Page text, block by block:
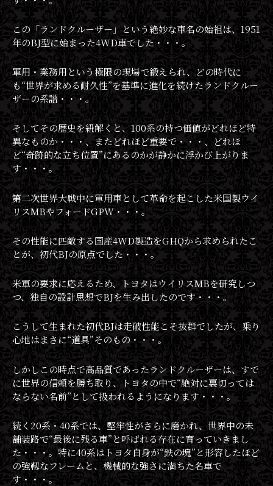
この「ランドクルーザー」という絶妙な車名の始祖は、1951
年のBJ型に始まった4WD車でした・・・。
軍用・業務用という極限の現場で鍛えられ、どの時代に
も“世界が求める耐久性”を基準に進化を続けたランドクルー
ザーの系譜・・・。
そしてその歴史を紐解くと、100系の持つ価値がどれほど特
異なものか・・・、またどれほど重要で・・・、どれほ
ど“奇跡的な立ち位置”にあるのかが静かに浮かび上がりま
す・・・。
第二次世界大戦中に軍用車として革命を起こした米国製ウイ
リスMBやフォードGPW・・・。
その性能に匹敵する国産4WD製造をGHQから求められたこ
とが、初代BJの原点でした・・・。
米軍の要求に応えるため、トヨタはウイリスMBを研究しつ
つ、独自の設計思想でBJを生み出したのです・・・。
こうして生まれた初代BJは走破性能こそ抜群でしたが、乗り
心地はまさに“道具”そのもの・・・。
しかしこの時点で高品質であったランドクルーザーは、すで
に世界の信頼を勝ち取り、トヨタの中で“絶対に裏切っては
ならない名前”として扱われるようになります・・・。
続く20系・40系では、堅牢性がさらに磨かれ、世界中の未
舗装路で“最後に残る車”と呼ばれる存在に育っていきまし
た・・・。特に40系はトヨタ自身が“鉄の塊”と形容したほど
の強靱なフレームと、機械的な強さに満ちた名車で
す・・・。